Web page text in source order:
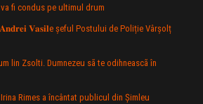
fi condus pe ultimul drum
𝐕𝐚𝐬𝐢𝐥e şeful Postului de Poliție Vârșolț
lin Zsolti. Dumnezeu sã te odihneascã în
Irina Rimes a încântat publicul din Şimleu